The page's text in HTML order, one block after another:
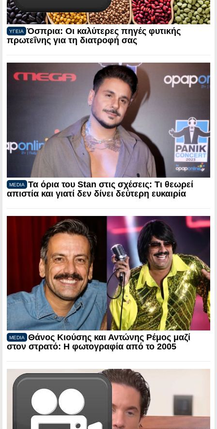
ΥΓΕΙΑ
Όσπρια: Οι καλύτερες πηγές φυτικής
πρωτεΐνης για τη διατροφή σας
MEDIA
Τα όρια του Stan στις σχέσεις: Τι θεωρεί
απιστία και γιατί δεν δίνει δεύτερη ευκαιρία
MEDIA
Θάνος Κιούσης και Αντώνης Ρέμος μαζί
στον στρατό: Η φωτογραφία από το 2005